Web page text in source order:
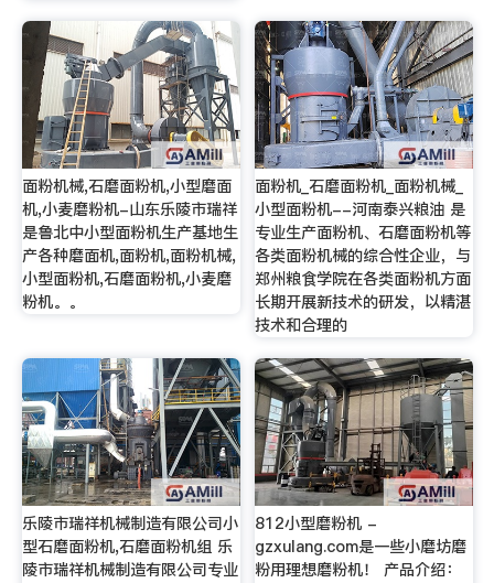
面粉机械,石磨面粉机,小型磨面
机,小麦磨粉机-山东乐陵市瑞祥
是鲁北中小型面粉机生产基地生
产各种磨面机,面粉机,面粉机械,
小型面粉机,石磨面粉机,小麦磨
粉机。。
面粉机_石磨面粉机_面粉机械_
小型面粉机--河南泰兴粮油 是
专业生产面粉机、石磨面粉机等
各类面粉机械的综合性企业，与
郑州粮食学院在各类面粉机方面
长期开展新技术的研发，以精湛
技术和合理的
乐陵市瑞祥机械制造有限公司小
型石磨面粉机,石磨面粉机组 乐
陵市瑞祥机械制造有限公司专业
812小型磨粉机 -
gzxulang.com是一些小磨坊磨
粉用理想磨粉机！ 产品介绍：